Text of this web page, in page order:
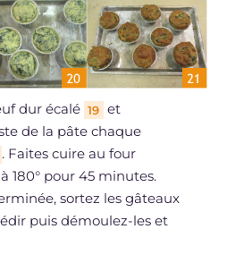
dur écalé 19 et
de la pâte chaque
. Faites cuire au four
180° pour 45 minutes.
sortez les gâteaux
puis démoulez-les et